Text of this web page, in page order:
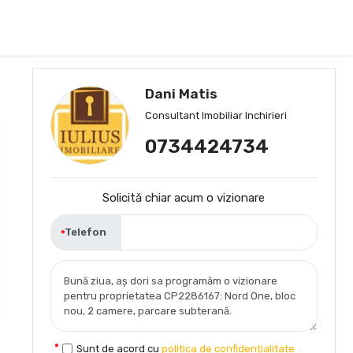
Dani Matis
Consultant Imobiliar Inchirieri
0734424734
Solicită chiar acum o vizionare
Telefon
Sunt de acord cu politica de confidențialitate